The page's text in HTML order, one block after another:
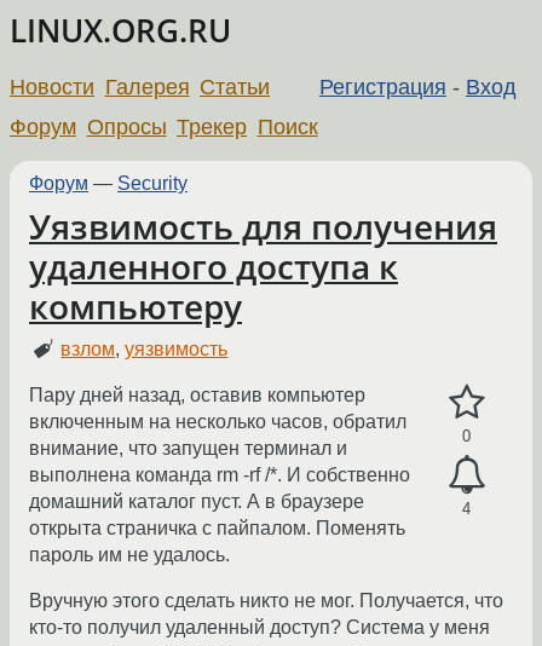
LINUX.ORG.RU
Регистрация - Вход
Новости Галерея Статьи
Форум Опросы Трекер Поиск
Форум — Security
Уязвимость для получения
удаленного доступа к
компьютеру
взлом,уязвимость
0
4
Пару дней назад, оставив компьютер
включенным на несколько часов, обратил
внимание, что запущен терминал и
выполнена команда rm -rf /*. И собственно
домашний каталог пуст. А в браузере
открыта страничка с пайпалом. Поменять
пароль им не удалось.
Вручную этого сделать никто не мог. Получается, что
кто-то получил удаленный доступ? Система у меня